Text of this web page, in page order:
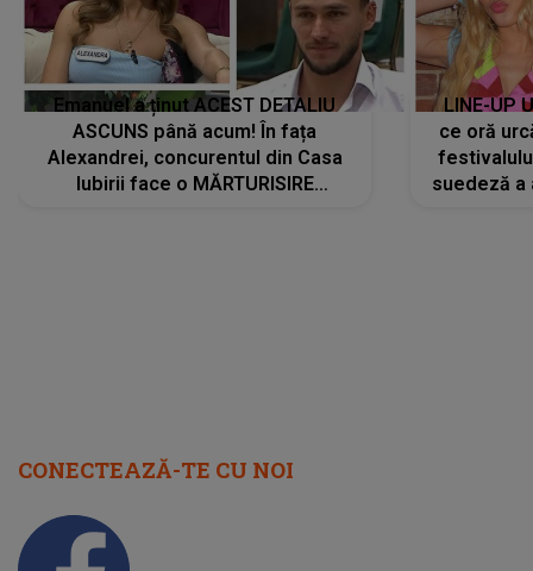
Emanuel a ținut ACEST DETALIU
ASCUNS până acum! În fața
Alexandrei, concurentul din Casa
Iubirii face o MĂRTURISIRE
LINE-UP
ce oră
suedeză a
CONECTEAZĂ-TE CU NOI